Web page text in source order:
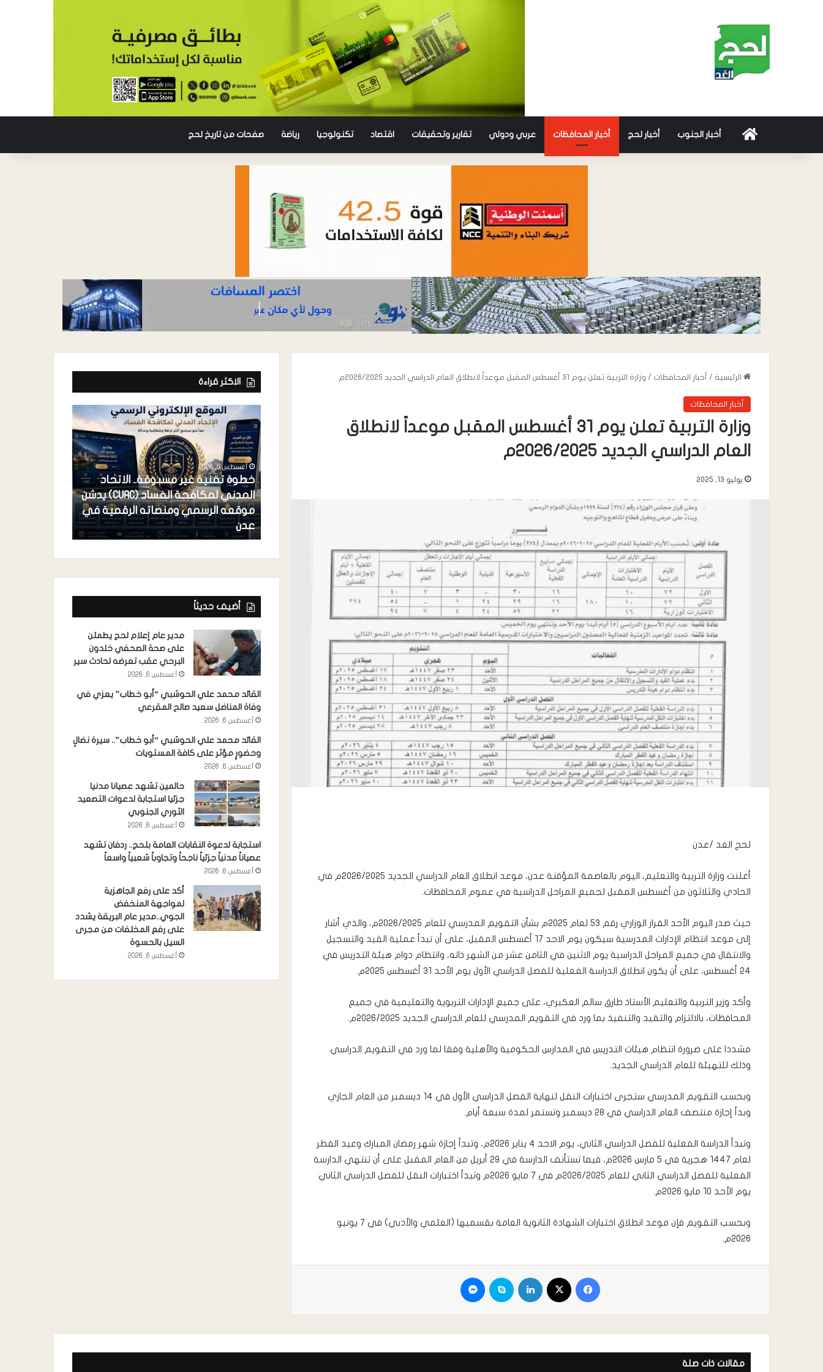
أخبار الجنوب أخبار لحج أخبار المحافظات عربي ودولي تقارير وتحقيقات اقتصاد تكنولوجيا رياضة صفحات من تاريخ لحج
الرئيسية / أخبار المحافظات / وزارة التربية تعلن يوم ٣١ أغسطس المقبل موعداً لانطلاق العام الدراسي الجديد ٢٠٢٦/٢٠٢٥م
أخبار المحافظات
وزارة التربية تعلن يوم ٣١ أغسطس المقبل موعداً لانطلاق
العام الدراسي الجديد ٢٠٢٦/٢٠٢٥م
يوليو 13, 2025
لحج الغد /عدن
أعلنت وزارة التربية والتعليم، اليوم بالعاصمة المؤقتة عدن، موعد انطلاق العام الدراسي الجديد ٢٠٢٦/٢٠٢٥م في
الحادي والثلاثون من أغسطس المقبل لجميع المراحل الدراسية في عموم المحافظات.
حيث صدر اليوم الأحد القرار الوزاري رقم ٥٣ لعام ٢٠٢٥م بشأن التقويم المدرسي للعام ٢٠٢٦/٢٠٢٥م، والذي أشار
إلى موعد انتظام الإدارات المدرسية سيكون يوم الاحد ١٧ أغسطس المقبل، على أن تبدأ عملية القيد والتسجيل
والانتقال في جميع المراحل الدراسية يوم الاثنين في الثامن عشر من الشهر ذاته، وانتظام دوام هيئة التدريس في
٢٤ أغسطس، على أن يكون انطلاق الدراسة الفعلية للفصل الدراسي الأول يوم الأحد ٣١ أغسطس ٢٠٢٥م.
وأكد وزير التربية والتعليم الأستاذ طارق سالم العكبري، على جميع الإدارات التربوية والتعليمية في جميع
المحافظات، بالالتزام والتقيد والتنفيذ بما ورد في التقويم المدرسي للعام الدراسي الجديد ٢٠٢٦/٢٠٢٥م.
مشددا على ضرورة انتظام هيئات التدريس في المدارس الحكومية والأهلية وفقا لما ورد في التقويم الدراسي
وذلك للتهيئة للعام الدراسي الجديد.
وبحسب التقويم المدرسي ستجرى اختبارات النقل لنهاية الفصل الدراسي الأول في ١٤ ديسمبر من العام الجاري
وبدأ إجازة منتصف العام الدراسي في ٢٨ ديسمبر وتستمر لمدة سبعة أيام.
وتبدأ الدراسة الفعلية للفصل الدراسي الثاني، يوم الاحد ٤ يناير ٢٠٢٦م، وتبدأ إجازة شهر رمضان المبارك وعيد الفطر
لعام ١٤٤٧ هجرية في ٥ مارس ٢٠٢٦م، فيما تستأنف الدارسة في ٢٩ أبريل من العام المقبل على أن تنتهي الدارسة
الفعلية للفصل الدراسي الثاني للعام ٢٠٢٦/٢٠٢٥م في ٧ مايو ٢٠٢٦م وتبدأ اختبارات النقل للفصل الدراسي الثاني
يوم الأحد ١٠ مايو ٢٠٢٦م.
وبحسب التقويم فإن موعد انطلاق اختبارات الشهادة الثانوية العامة بقسميها (العلمي والأدبي) في ٧ يونيو
٢٠٢٦م.
الاكثر قراءة
أغسطس 6, 2026
خطاب” يعزي في وفاة المناضل سعيد
نموذج إنساني في رعاية مرضى
الحروق والتجميل
خطوة تقنية غير مسبوقة.. الاتحاد
المدني لمكافحة الفساد (CUAC) يدشن
موقعه الرسمي ومنصاته الرقمية في
أغسطس 6, 2026
فرعونية الاستحواذ.. عندما يتحول
احتكار القضية إلى استبداد سياسي
أضيف حديثاً
مدير عام إعلام لحج يطمئن
على صحة الصحفي خلدون
البرحي عقب تعرضه لحادث سير
أغسطس 6, 2026
القائد محمد علي الحوشبي “أبو خطاب” يعزي في
وفاة المناضل سعيد صالح المقرعي
أغسطس 6, 2026
القائد محمد علي الحوشبي “أبو خطاب”.. سيرة نضالٍ
وحضورٍ مؤثر على كافة المستويات
أغسطس 6, 2026
حالمين تشهد عصيانا مدنيا
جزئيا استجابة لدعوات التصعيد
الثوري الجنوبي
أغسطس 6, 2026
استجابة لدعوة النقابات العامة بلحج.. ردفان تشهد
عصياناً مدنياً جزئياً ناجحاً وتجاوباً شعبياً واسعاً
أغسطس 6, 2026
أكد على رفع الجاهزية
لمواجهة المنخفض
الجوي..مدير عام البريقة يشدد
على رفع المخلفات من مجرى
السيل بالحسوة
أغسطس 6, 2026
مقالات ذات صلة